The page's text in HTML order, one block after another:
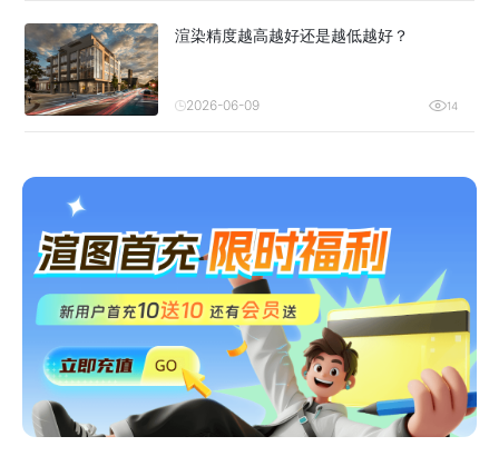
渲染精度越高越好还是越低越好？
2026-06-09 14